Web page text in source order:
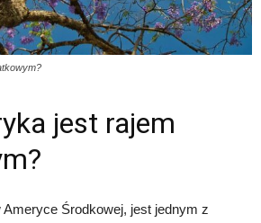
jest rajem
Ameryce Środkowej, jest jednym z